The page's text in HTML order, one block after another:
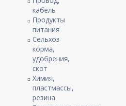
кабель
Продукты
питания
Сельхоз
корма,
удобрения,
скот
Химия,
пластмассы,
резина